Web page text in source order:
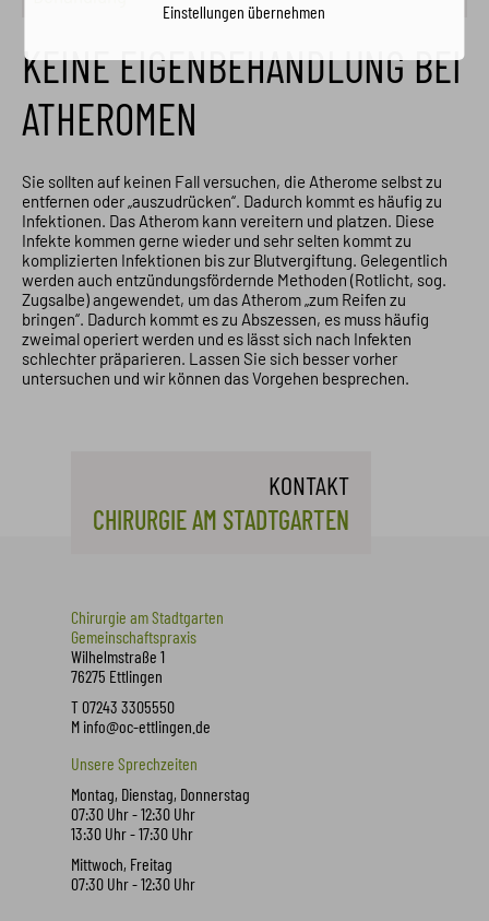
KEINE EIGENBEHANDLUNG BEI
ATHEROMEN
Sie sollten auf keinen Fall versuchen, die Atherome selbst zu
entfernen oder „auszudrücken“. Dadurch kommt es häufig zu
Infektionen. Das Atherom kann vereitern und platzen. Diese
Infekte kommen gerne wieder und sehr selten kommt zu
komplizierten Infektionen bis zur Blutvergiftung. Gelegentlich
werden auch entzündungsfördernde Methoden (Rotlicht, sog.
Zugsalbe) angewendet, um das Atherom „zum Reifen zu
bringen“. Dadurch kommt es zu Abszessen, es muss häufig
zweimal operiert werden und es lässt sich nach Infekten
schlechter präparieren. Lassen Sie sich besser vorher
untersuchen und wir können das Vorgehen besprechen.
KONTAKT
CHIRURGIE AM STADTGARTEN
Chirurgie am Stadtgarten
Gemeinschaftspraxis
Wilhelmstraße 1
76275 Ettlingen
T 07243 3305550
M info@oc-ettlingen.de
Unsere Sprechzeiten
Montag, Dienstag, Donnerstag
07:30 Uhr - 12:30 Uhr
13:30 Uhr - 17:30 Uhr
Mittwoch, Freitag
07:30 Uhr - 12:30 Uhr
Einstellungen übernehmen